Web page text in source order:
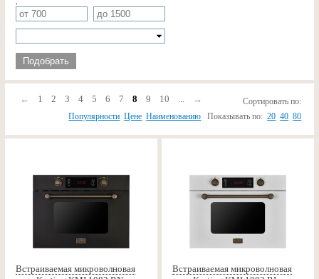
Подобрать
← 1 2 3 4 5 6 7 8 9 10 ... →
Сортировать по:
Популярности Цене Наименованию Показывать по: 20 40 80
Встраиваемая микроволновая
Встраиваемая микроволновая